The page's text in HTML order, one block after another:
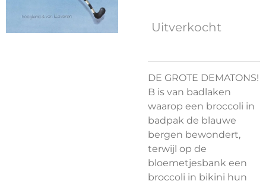
Uitverkocht
DE GROTE DEMATONS!
B is van badlaken
waarop een broccoli in
badpak de blauwe
bergen bewondert,
terwijl op de
bloemetjesbank een
broccoli in bikini hun